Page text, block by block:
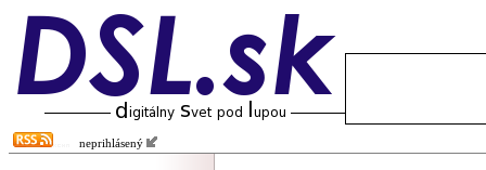
neprihlásený